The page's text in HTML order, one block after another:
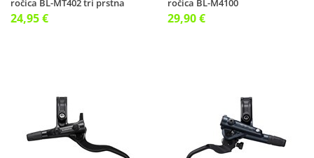
ročica BL-MT402 tri prstna
24,95 €
ročica BL-M4100
29,90 €